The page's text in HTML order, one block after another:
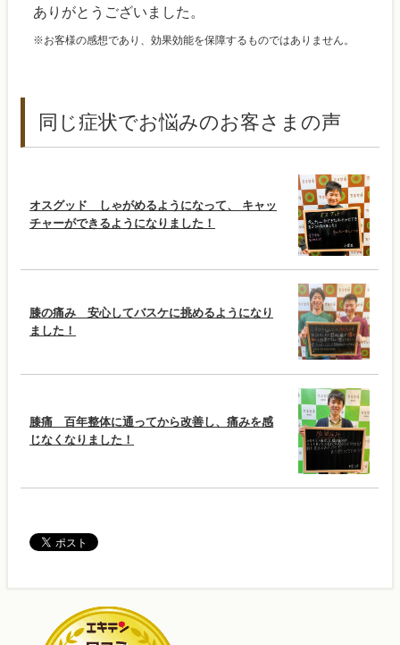
ありがとうございました。
※お客様の感想であり、効果効能を保障するものではありません。
同じ症状でお悩みのお客さまの声
オスグッド しゃがめるようになって、 キャッ
チャーができるようになりました！
膝の痛み 安心してバスケに挑めるようになり
ました！
膝痛 百年整体に通ってから改善し、痛みを感
じなくなりました！